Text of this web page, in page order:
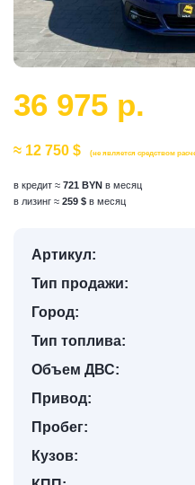
36 975 р.
≈ 12 750 $ (не является средством
в кредит ≈ 721 BYN в месяц
в лизинг ≈ 259 $ в месяц
Артикул:
Тип продажи:
Город:
Тип топлива:
Объем ДВС:
Привод:
Пробег:
Кузов: